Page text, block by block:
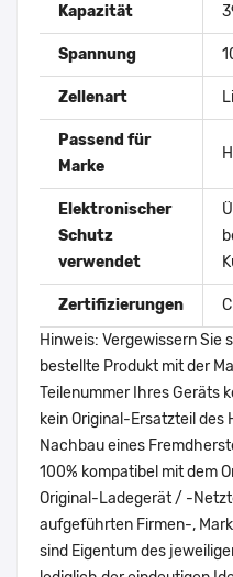
Kapazität
Spannung
Zellenart
Passend für
Marke
Elektronischer
Schutz
verwendet
Zertifizierungen
Hinweis: Vergewissern Sie
bestellte Produkt mit der
Teilenummer Ihres Geräts
kein Original-Ersatzteil des
Nachbau eines
100% kompatibel mit dem
Original-Ladegerät / -
aufgeführten Firmen-,
sind Eigentum des